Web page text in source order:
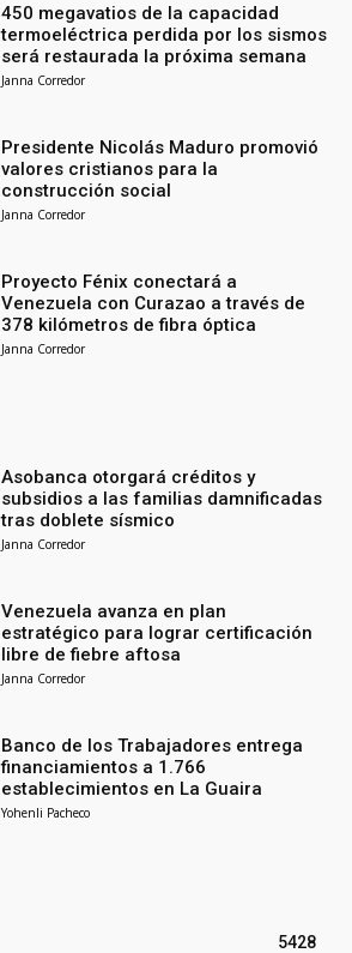
450 megavatios de la capacidad
termoeléctrica perdida por los sismos
será restaurada la próxima semana
Janna Corredor
Presidente Nicolás Maduro promovió
valores cristianos para la
construcción social
Janna Corredor
Proyecto Fénix conectará a
Venezuela con Curazao a través de
378 kilómetros de fibra óptica
Janna Corredor
Asobanca otorgará créditos y
subsidios a las familias damnificadas
tras doblete sísmico
Janna Corredor
Venezuela avanza en plan
estratégico para lograr certificación
libre de fiebre aftosa
Janna Corredor
Banco de los Trabajadores entrega
financiamientos a 1.766
establecimientos en La Guaira
Yohenli Pacheco
5428